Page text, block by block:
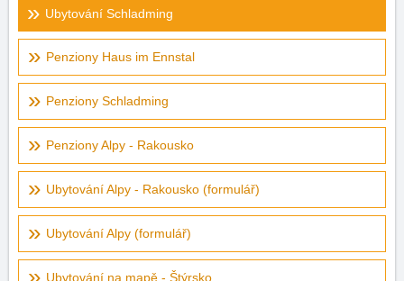
Ubytování Schladming
Penziony Haus im Ennstal
Penziony Schladming
Penziony Alpy - Rakousko
Ubytování Alpy - Rakousko (formulář)
Ubytování Alpy (formulář)
Ubytování na mapě - Štýrsko